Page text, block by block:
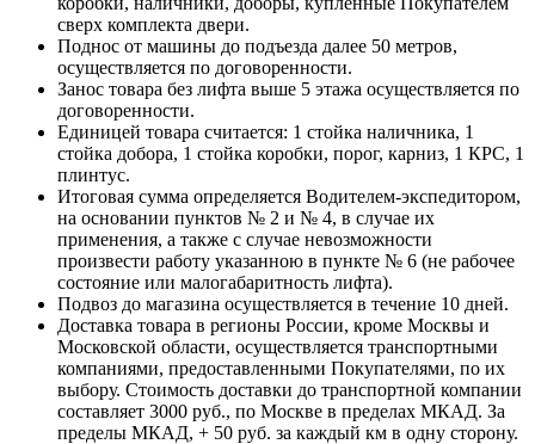
сверх комплекта двери.
Поднос от машины до подъезда далее 50 метров,
осуществляется по договоренности.
Занос товара без лифта выше 5 этажа осуществляется по
договоренности.
Единицей товара считается: 1 стойка наличника, 1
стойка добора, 1 стойка коробки, порог, карниз, 1 КРС, 1
плинтус.
Итоговая сумма определяется Водителем-экспедитором,
на основании пунктов № 2 и № 4, в случае их
применения, а также с случае невозможности
произвести работу указанною в пункте № 6 (не рабочее
состояние или малогабаритность лифта).
Подвоз до магазина осуществляется в течение 10 дней.
Доставка товара в регионы России, кроме Москвы и
Московской области, осуществляется транспортными
компаниями, предоставленными Покупателями, по их
выбору. Стоимость доставки до транспортной компании
составляет 3000 руб., по Москве в пределах МКАД. За
пределы МКАД, + 50 руб. за каждый км в одну сторону.